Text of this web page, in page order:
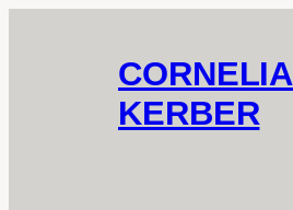
CORNELIA
KERBER